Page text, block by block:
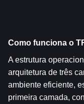
Como funciona o
A estrutura
arquitetura de três
ambiente eficiente,
primeira camada,